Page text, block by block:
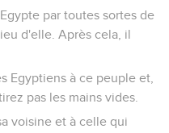
par toutes sortes de
d'elle. Après cela, il
Egyptiens à ce peuple et,
pas les mains vides.
voisine et à celle qui